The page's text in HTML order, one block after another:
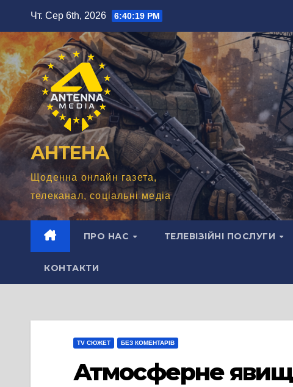
вмісту
Чт. Сер 6th, 2026 6:40:21 PM
АНТЕНА
Щоденна онлайн газета,
телеканал, соціальні медіа
ПРО НАС ТЕЛЕВІЗІЙНІ ПОСЛУГИ
КОНТАКТИ
TV СЮЖЕТ БЕЗ КОМЕНТАРІВ
Атмосферне